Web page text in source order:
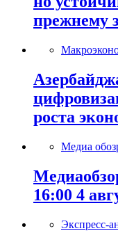
прежнему
роста
Медиа
16:00 4
Экспресс-